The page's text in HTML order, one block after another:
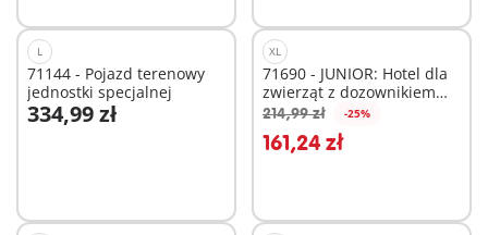
L
71144 - Pojazd terenowy
jednostki specjalnej
334,99 zł
Dodaj do koszyka
XL
71690 - JUNIOR: Hotel dla
zwierząt z dozownikiem
pokarmu
214,99 zł -25%
161,24 zł
Dodaj do koszyka